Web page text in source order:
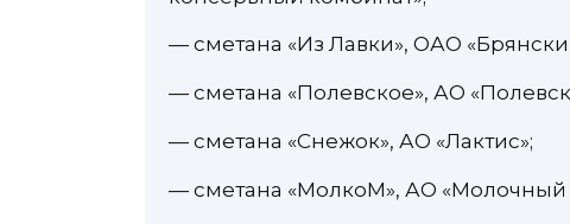
— сметана «Из Лавки», ОАО
— сметана «Полевское», АО
— сметана «Снежок», АО «Лактис»;
— сметана «МолкоМ», АО «Молочный